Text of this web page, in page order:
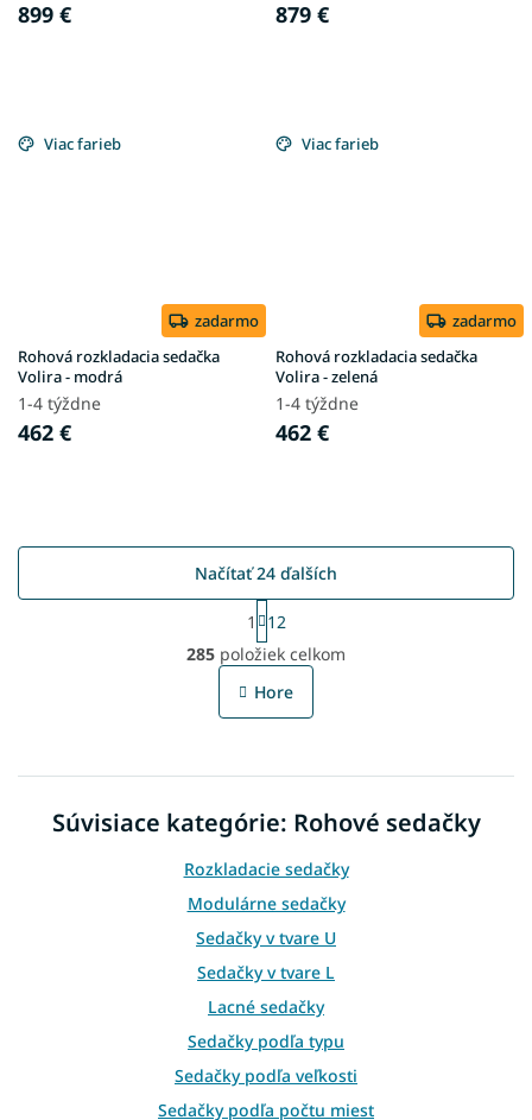
899 € 879 €
Viac farieb
zadarmo
Rohová rozkladacia sedačka
Volira - modrá
1-4 týždne
462 €
Viac farieb
zadarmo
Rohová rozkladacia sedačka
Volira - zelená
1-4 týždne
462 €
O
v
l
á
c
e
r
k
y
ý
p
i
s
u
Načítať 24 ďalších
S
t
r
á
n
a
i
e
1
12
285 položiek celkom
Hore
Súvisiace kategórie: Rohové sedačky
Rozkladacie sedačky
Modulárne sedačky
Sedačky v tvare U
Sedačky v tvare L
Lacné sedačky
Sedačky podľa typu
Sedačky podľa veľkosti
Sedačky podľa počtu miest